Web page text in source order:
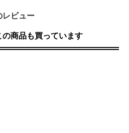
レビュー
商品も買っています